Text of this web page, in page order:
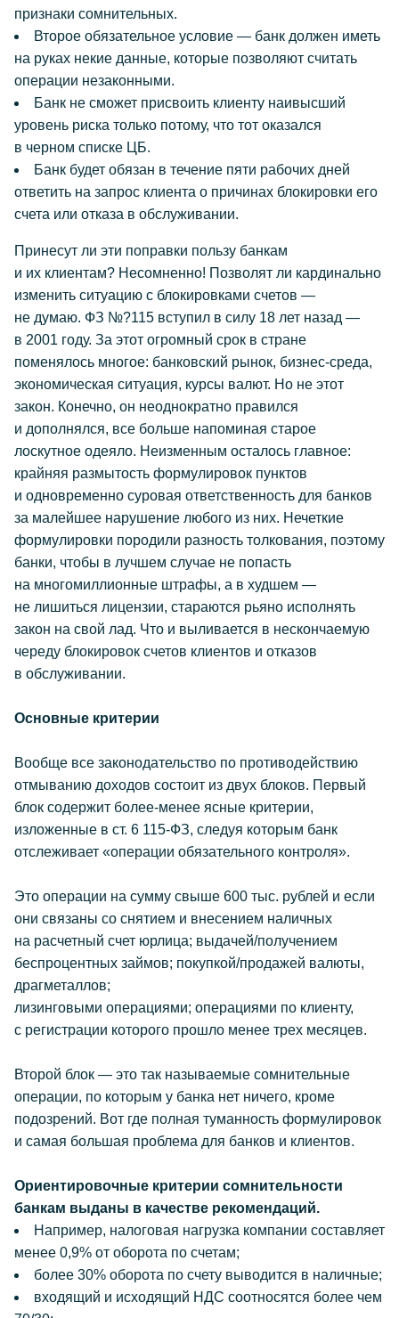
признаки сомнительных.
Второе обязательное условие — банк должен иметь
на руках некие данные, которые позволяют считать
операции незаконными.
Банк не сможет присвоить клиенту наивысший
уровень риска только потому, что тот оказался
в черном списке ЦБ.
Банк будет обязан в течение пяти рабочих дней
ответить на запрос клиента о причинах блокировки его
счета или отказа в обслуживании.
Принесут ли эти поправки пользу банкам
и их клиентам? Несомненно! Позволят ли кардинально
изменить ситуацию с блокировками счетов —
не думаю. ФЗ №?115 вступил в силу 18 лет назад —
в 2001 году. За этот огромный срок в стране
поменялось многое: банковский рынок, бизнес-среда,
экономическая ситуация, курсы валют. Но не этот
закон. Конечно, он неоднократно правился
и дополнялся, все больше напоминая старое
лоскутное одеяло. Неизменным осталось главное:
крайняя размытость формулировок пунктов
и одновременно суровая ответственность для банков
за малейшее нарушение любого из них. Нечеткие
формулировки породили разность толкования, поэтому
банки, чтобы в лучшем случае не попасть
на многомиллионные штрафы, а в худшем —
не лишиться лицензии, стараются рьяно исполнять
закон на свой лад. Что и выливается в нескончаемую
череду блокировок счетов клиентов и отказов
в обслуживании.
Основные критерии
Вообще все законодательство по противодействию
отмыванию доходов состоит из двух блоков. Первый
блок содержит более-менее ясные критерии,
изложенные в ст. 6 115-ФЗ, следуя которым банк
отслеживает «операции обязательного контроля».
Это операции на сумму свыше 600 тыс. рублей и если
они связаны со снятием и внесением наличных
на расчетный счет юрлица; выдачей/получением
беспроцентных займов; покупкой/продажей валюты,
драгметаллов;
лизинговыми операциями; операциями по клиенту,
с регистрации которого прошло менее трех месяцев.
Второй блок — это так называемые сомнительные
операции, по которым у банка нет ничего, кроме
подозрений. Вот где полная туманность формулировок
и самая большая проблема для банков и клиентов.
Ориентировочные критерии сомнительности
банкам выданы в качестве рекомендаций.
Например, налоговая нагрузка компании составляет
менее 0,9% от оборота по счетам;
более 30% оборота по счету выводится в наличные;
входящий и исходящий НДС соотносятся более чем